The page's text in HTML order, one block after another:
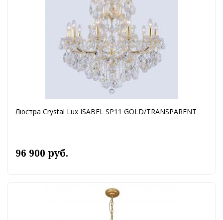
Люстра Crystal Lux ISABEL SP11 GOLD/TRANSPARENT
96 900 руб.